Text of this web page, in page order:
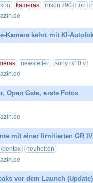
kameras nikon z90 top
Kamera kehrt mit KI-
newsletter
sony rx10 v
Open Gate, erste Fotos
mit einer limitierten GR IV
pentax
neuheiten
vor dem Launch (Update)